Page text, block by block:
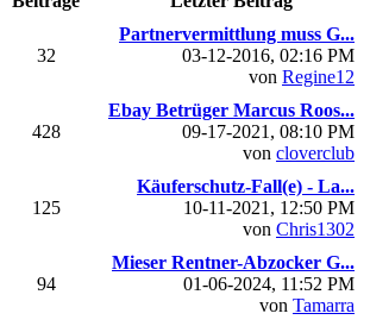
32
Partnervermittlung muss G...
03-12-2016, 02:16 PM
von Regine12
428
Ebay Betrüger Marcus Roos...
09-17-2021, 08:10 PM
von cloverclub
125
Käuferschutz-Fall(e) - La...
10-11-2021, 12:50 PM
von Chris1302
94
Mieser Rentner-Abzocker G...
01-06-2024, 11:52 PM
von Tamarra